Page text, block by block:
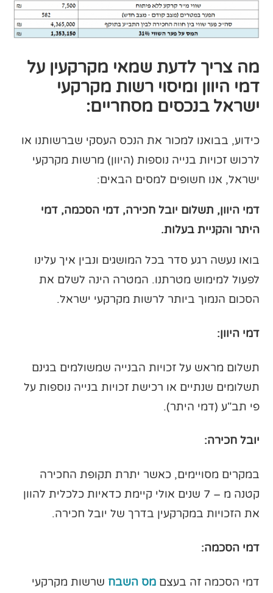
מה צריך לדעת שמאי מקרקעין על
דמי היוון ומיסוי רשות מקרקעי
ישראל בנכסים מסחריים:
כידוע, בבואנו למכור את הנכס העסקי שברשותנו או
לרכוש זכויות בנייה נוספות (היוון) מרשות מקרקעי
ישראל, אנו חשופים למסים הבאים:
דמי היוון, תשלום יובל חכירה, דמי הסכמה, דמי
היתר והקניית בעלות.
בואו נעשה רגע סדר בכל המושגים ונבין איך עלינו
לפעול למימוש מטרתנו. המטרה הינה לשלם את
הסכום הנמוך ביותר לרשות מקרקעי ישראל.
דמי היוון:
תשלום מראש על זכויות הבנייה שמשולמים בגינם
תשלומים שנתיים או רכישת זכויות בנייה נוספות על
פי תב"ע (דמי היתר).
יובל חכירה:
במקרים מסויימים, כאשר יתרת תקופת החכירה
קטנה מ – 7 שנים אולי קיימת כדאיות כלכלית להוון
את הזכויות במקרקעין בדרך של יובל חכירה.
דמי הסכמה:
דמי הסכמה זה בעצםמס השבח שרשות מקרקעי